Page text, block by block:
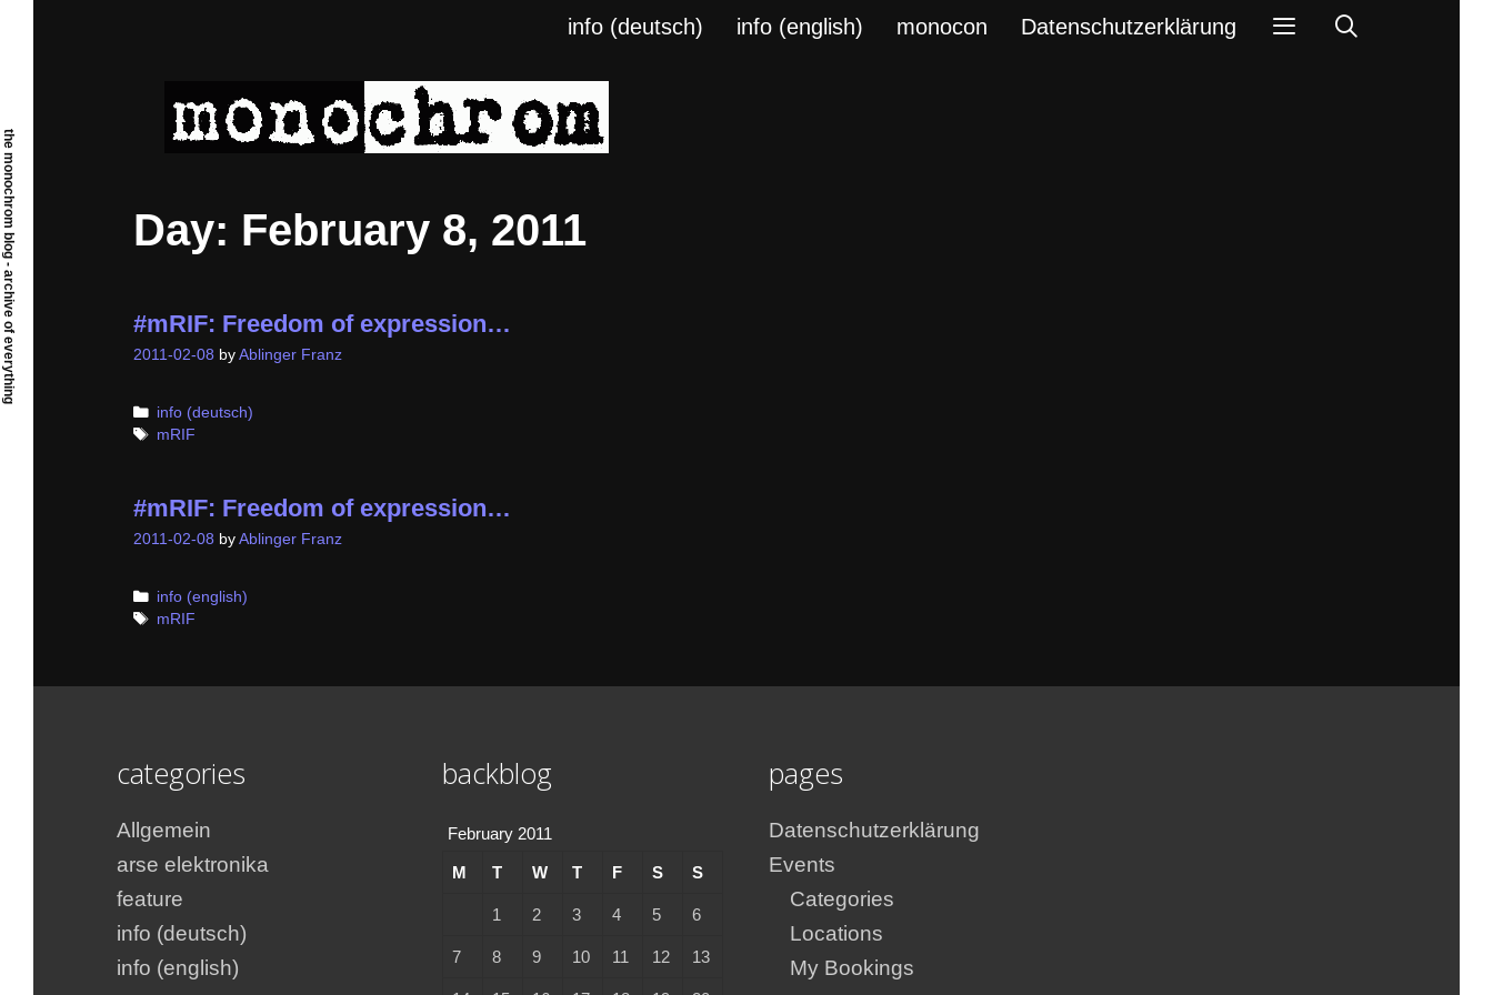
info (deutsch) info (english) monocon Datenschutzerklärung
Day: February 8, 2011
#mRIF: Freedom of expression…
2011-02-08 by Ablinger Franz
Categories
info (deutsch)
Tags
mRIF
#mRIF: Freedom of expression…
2011-02-08 by Ablinger Franz
Categories
info (english)
Tags
mRIF
categories
Allgemein
arse elektronika
feature
info (deutsch)
info (english)
backblog
February 2011
M T W T F S S
1 2 3 4 5 6
7 8 9 10 11 12 13
pages
Datenschutzerklärung
Events
Categories
Locations
My Bookings
the monochrom blog - archive of everything